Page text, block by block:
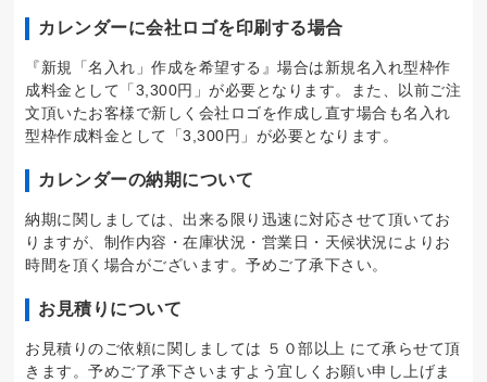
カレンダーに会社ロゴを印刷する場合
『新規「名入れ」作成を希望する』場合は新規名入れ型枠作
成料金として「3,300円」が必要となります。また、以前ご注
文頂いたお客様で新しく会社ロゴを作成し直す場合も名入れ
型枠作成料金として「3,300円」が必要となります。
カレンダーの納期について
納期に関しましては、出来る限り迅速に対応させて頂いてお
りますが、制作内容・在庫状況・営業日・天候状況によりお
時間を頂く場合がございます。予めご了承下さい。
お見積りについて
お見積りのご依頼に関しましては ５０部以上 にて承らせて頂
きます。予めご了承下さいますよう宜しくお願い申し上げま